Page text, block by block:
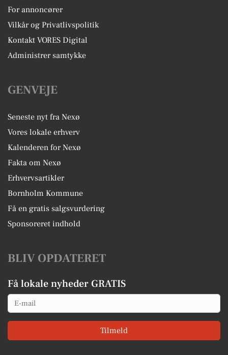
For annoncører
Vilkår og Privatlivspolitik
Kontakt VORES Digital
Administrer samtykke
GENVEJE
Seneste nyt fra Nexø
Vores lokale erhverv
Kalenderen for Nexø
Fakta om Nexø
Erhvervsartikler
Bornholm Kommune
Få en gratis salgsvurdering
Sponsoreret indhold
BLIV OPDATERET
Få lokale nyheder GRATIS
Email
Tilmeld